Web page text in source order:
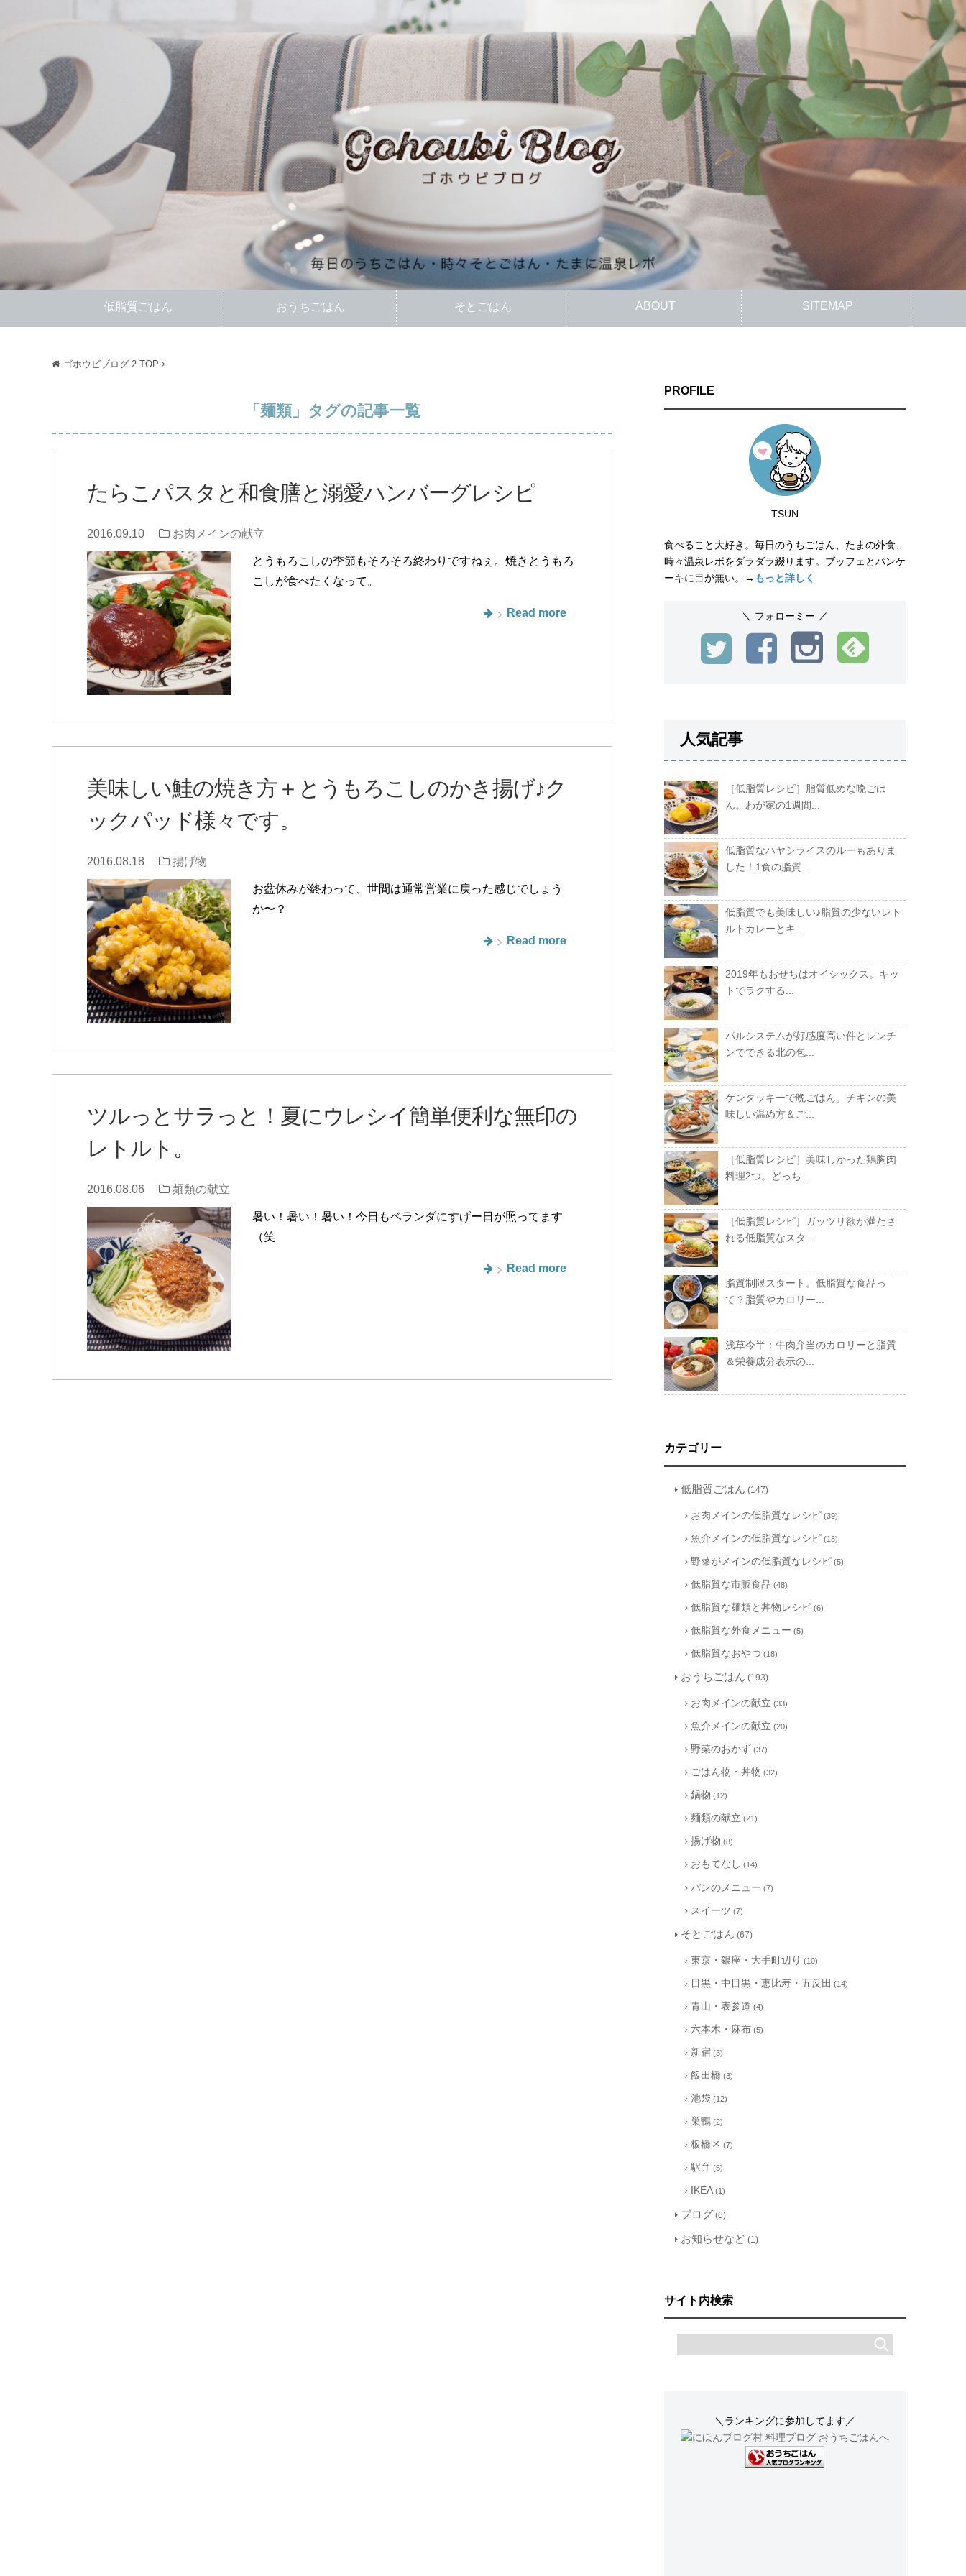
低脂質ごはん おうちごはん そとごはん ABOUT SITEMAP
ゴホウビブログ 2 TOP
「麺類」タグの記事一覧
たらこパスタと和食膳と溺愛ハンバーグレシピ
2016.09.10 お肉メインの献立
とうもろこしの季節もそろそろ終わりですねぇ。焼きとうもろ
こしが食べたくなって。
Read more
美味しい鮭の焼き方＋とうもろこしのかき揚げ♪ク
ックパッド様々です。
2016.08.18 揚げ物
お盆休みが終わって、世間は通常営業に戻った感じでしょう
か〜？
Read more
ツルっとサラっと！夏にウレシイ簡単便利な無印の
レトルト。
2016.08.06 麺類の献立
暑い！暑い！暑い！今日もベランダにすげー日が照ってます
（笑
Read more
PROFILE
TSUN
食べること大好き。毎日のうちごはん、たまの外食、
時々温泉レポをダラダラ綴ります。ブッフェとパンケ
ーキに目が無い。→ もっと詳しく
＼ フォローミー ／
人気記事
［低脂質レシピ］脂質低めな晩ごは
ん。わが家の1週間...
低脂質なハヤシライスのルーもありま
した！1食の脂質...
低脂質でも美味しい♪脂質の少ないレト
ルトカレーとキ...
2019年もおせちはオイシックス。キッ
トでラクする...
パルシステムが好感度高い件とレンチ
ンでできる北の包...
ケンタッキーで晩ごはん。チキンの美
味しい温め方＆ご...
［低脂質レシピ］美味しかった鶏胸肉
料理2つ。どっち...
［低脂質レシピ］ガッツリ欲が満たさ
れる低脂質なスタ...
脂質制限スタート。低脂質な食品っ
て？脂質やカロリー...
浅草今半：牛肉弁当のカロリーと脂質
＆栄養成分表示の...
カテゴリー
低脂質ごはん (147)
お肉メインの低脂質なレシピ (39)
魚介メインの低脂質なレシピ (18)
野菜がメインの低脂質なレシピ (5)
低脂質な市販食品 (48)
低脂質な麺類と丼物レシピ (6)
低脂質な外食メニュー (5)
低脂質なおやつ (18)
おうちごはん (193)
お肉メインの献立 (33)
魚介メインの献立 (20)
野菜のおかず (37)
ごはん物・丼物 (32)
鍋物 (12)
麺類の献立 (21)
揚げ物 (8)
おもてなし (14)
パンのメニュー (7)
スイーツ (7)
そとごはん (67)
東京・銀座・大手町辺り (10)
目黒・中目黒・恵比寿・五反田 (14)
青山・表参道 (4)
六本木・麻布 (5)
新宿 (3)
飯田橋 (3)
池袋 (12)
巣鴨 (2)
板橋区 (7)
駅弁 (5)
IKEA (1)
ブログ (6)
お知らせなど (1)
サイト内検索
＼ランキングに参加してます／